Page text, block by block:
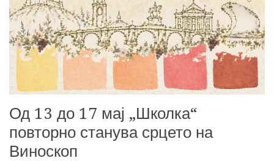
Од 13 до 17 мај „Школка“
повторно станува срцето на
Виноскоп